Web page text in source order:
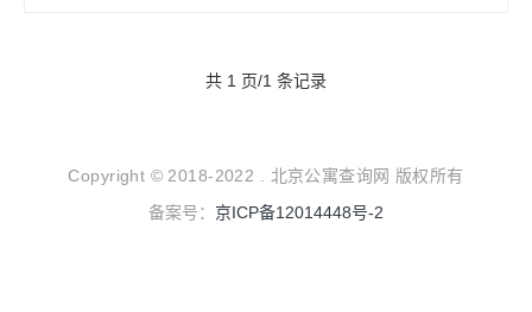
共 1 页/1 条记录
Copyright © 2018-2022 . 北京公寓查询网 版权所有
备案号： 京ICP备12014448号-2